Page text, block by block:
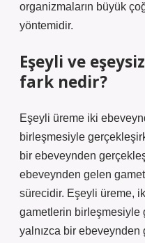
organizmaların büyük
yöntemidir.
Eşeyli ve
fark nedir?
Eşeyli üreme iki
birleşmesiyle
bir ebeveynden
ebeveynden gelen
sürecidir. Eşeyli üreme,
gametlerin birleşmesiyle
yalnızca bir ebeveynden